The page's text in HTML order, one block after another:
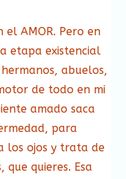
AMOR. Pero en
etapa existencial
abuelos,
de todo en mi
amado saca
para
los ojos y trata de
quieres. Esa